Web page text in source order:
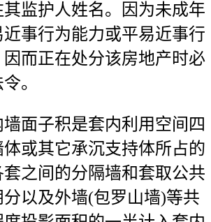
监护人姓名。因为未成年
事行为能力或平易近事行
而正在处分该房地产时必
。
子积是套内利用空间四
或其它承沉支持体所占的
之间的分隔墙和套取公共
以及外墙(包罗山墙)等共